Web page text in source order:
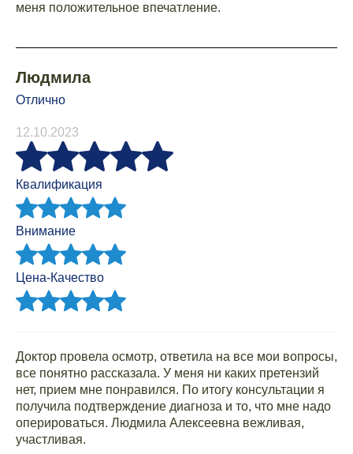
меня положительное впечатление.
Людмила
Отлично
12.10.2023
Квалификация
Внимание
Цена-Качество
Доктор провела осмотр, ответила на все мои вопросы,
все понятно рассказала. У меня ни каких претензий
нет, прием мне понравился. По итогу консультации я
получила подтверждение диагноза и то, что мне надо
оперироваться. Людмила Алексеевна вежливая,
участливая.